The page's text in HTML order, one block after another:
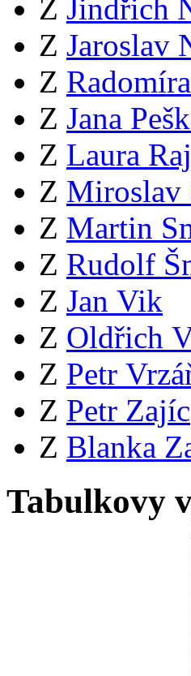
Z Jindřich
Z Jaroslav
Z
Z Jana
Z Laura
Z Miroslav
Z Martin
Z Rudolf
Z Jan Vik
Z Oldřich
Z Petr
Z Petr Zajíc
Z Blanka
Tabulkovy